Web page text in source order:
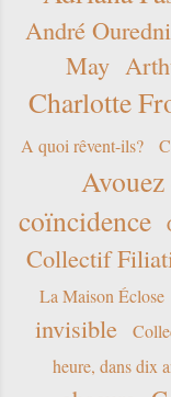
André
May
Charlotte
A quoi rêvent-ils?
coïncidence
Collectif
La Maison Éclose
invisible
heure, dans dix